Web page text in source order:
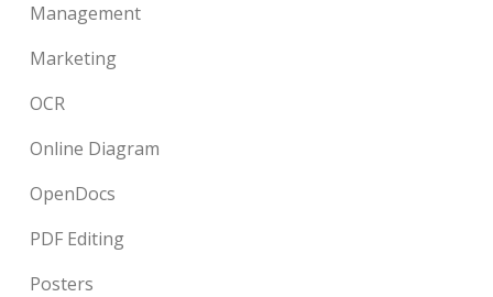
Management
Marketing
OCR
Online Diagram
OpenDocs
PDF Editing
Posters